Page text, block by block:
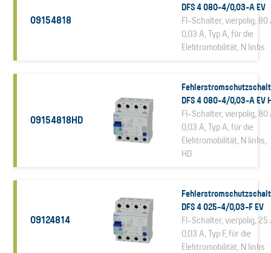
09154818
DFS 4 080-4/0,03-A EV
FI-Schalter, vierpolig, 80
0,03 A, Typ A, für die
Elektromobilität, N links
09154818HD
DFS 4 080-4/0,03-A EV
FI-Schalter, vierpolig, 80
0,03 A, Typ A, für die
Elektromobilität, N links,
HD
09124814
DFS 4 025-4/0,03-F EV
FI-Schalter, vierpolig, 25
0,03 A, Typ F, für die
Elektromobilität, N links